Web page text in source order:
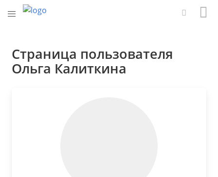
Страница пользователя
Ольга Калиткина